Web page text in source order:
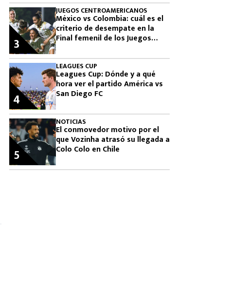
JUEGOS CENTROAMERICANOS
México vs Colombia: cuál es el
criterio de desempate en la
Final femenil de los Juegos
3
LEAGUES CUP
Leagues Cup: Dónde y a qué
hora ver el partido América vs
San Diego FC
4
NOTICIAS
El conmovedor motivo por el
que Vozinha atrasó su llegada a
Colo Colo en Chile
5